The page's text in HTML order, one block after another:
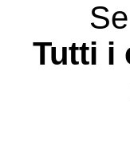
Tutti i